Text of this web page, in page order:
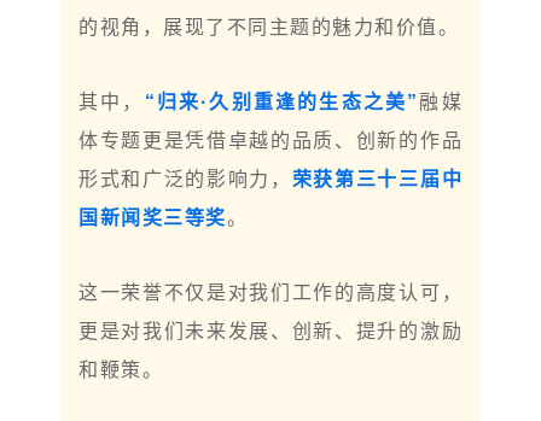
的视角，展现了不同主题的魅力和价值。
其中， “归来·久别重逢的生态之美” 融媒
体专题更是凭借卓越的品质、创新的作品
形式和广泛的影响力， 荣获第三十三届中
国新闻奖三等奖。
这一荣誉不仅是对我们工作的高度认可，
更是对我们未来发展、创新、提升的激励
和鞭策。